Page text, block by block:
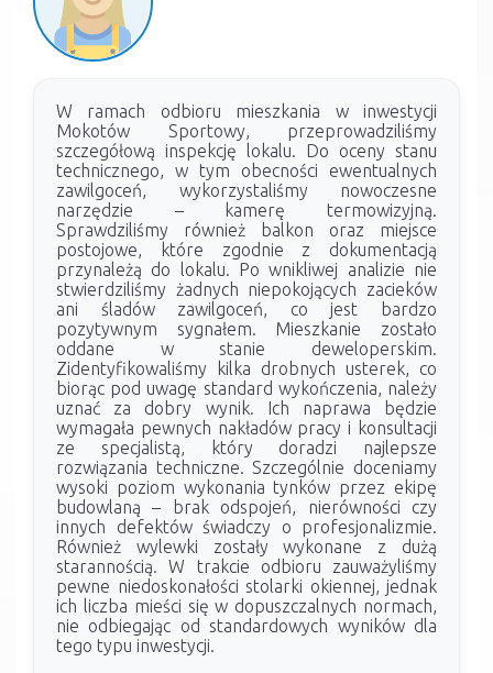
W ramach odbioru mieszkania w inwestycji
Mokotów Sportowy, przeprowadziliśmy
szczegółową inspekcję lokalu. Do oceny stanu
technicznego, w tym obecności ewentualnych
zawilgoceń, wykorzystaliśmy nowoczesne
narzędzie – kamerę termowizyjną.
Sprawdziliśmy również balkon oraz miejsce
postojowe, które zgodnie z dokumentacją
przynależą do lokalu. Po wnikliwej analizie nie
stwierdziliśmy żadnych niepokojących zacieków
ani śladów zawilgoceń, co jest bardzo
pozytywnym sygnałem. Mieszkanie zostało
oddane w stanie deweloperskim.
Zidentyfikowaliśmy kilka drobnych usterek, co
biorąc pod uwagę standard wykończenia, należy
uznać za dobry wynik. Ich naprawa będzie
wymagała pewnych nakładów pracy i konsultacji
ze specjalistą, który doradzi najlepsze
rozwiązania techniczne. Szczególnie doceniamy
wysoki poziom wykonania tynków przez ekipę
budowlaną – brak odspojeń, nierówności czy
innych defektów świadczy o profesjonalizmie.
Również wylewki zostały wykonane z dużą
starannością. W trakcie odbioru zauważyliśmy
pewne niedoskonałości stolarki okiennej, jednak
ich liczba mieści się w dopuszczalnych normach,
nie odbiegając od standardowych wyników dla
tego typu inwestycji.